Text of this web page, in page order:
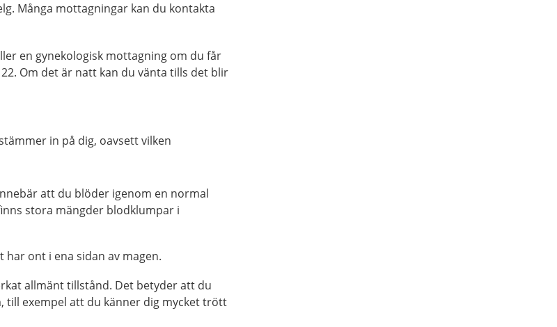
Många mottagningar kan du kontakta
en gynekologisk mottagning om du får
Om det är natt kan du vänta tills det blir
in på dig, oavsett vilken
att du blöder igenom en normal
stora mängder blodklumpar i
ont i ena sidan av magen.
allmänt tillstånd. Det betyder att du
till exempel att du känner dig mycket trött